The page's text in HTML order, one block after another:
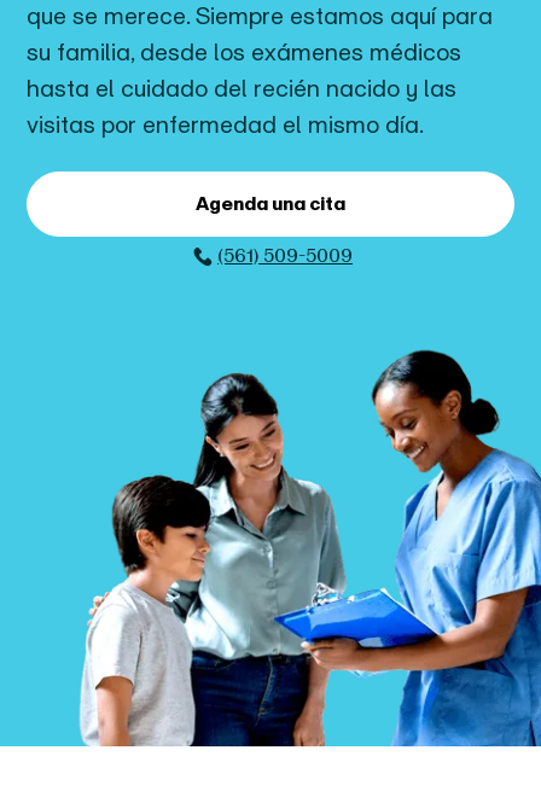
que se merece. Siempre estamos aquí para
su familia, desde los exámenes médicos
hasta el cuidado del recién nacido y las
visitas por enfermedad el mismo día.
Agenda una cita
(561) 509-5009